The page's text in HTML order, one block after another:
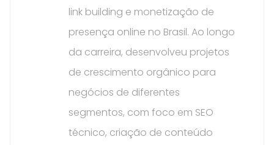
link building e monetização de
presença online no Brasil. Ao longo
da carreira, desenvolveu projetos
de crescimento orgânico para
negócios de diferentes
segmentos, com foco em SEO
técnico, criação de conteúdo